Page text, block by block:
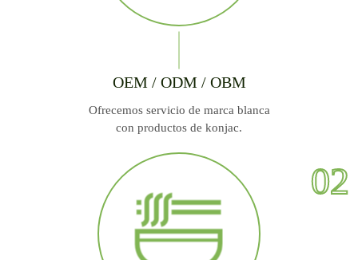
OEM / ODM / OBM
Ofrecemos servicio de marca blanca
con productos de konjac.
02